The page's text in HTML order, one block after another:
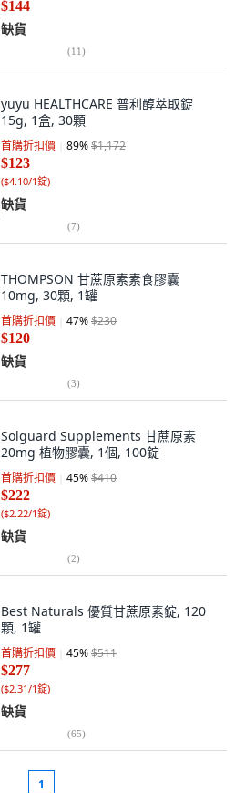
$144
缺貨
(11)
yuyu HEALTHCARE 普利醇萃取錠
15g, 1盒, 30顆
首購折扣價 89%$1,172
$123
($4.10/1錠)
缺貨
(7)
THOMPSON 甘蔗原素素食膠囊
10mg, 30顆, 1罐
首購折扣價 47%$230
$120
缺貨
(3)
Solguard Supplements 甘蔗原素
20mg 植物膠囊, 1個, 100錠
首購折扣價 45%$410
$222
($2.22/1錠)
缺貨
(2)
Best Naturals 優質甘蔗原素錠, 120
顆, 1罐
首購折扣價 45%$511
$277
($2.31/1錠)
缺貨
(65)
1